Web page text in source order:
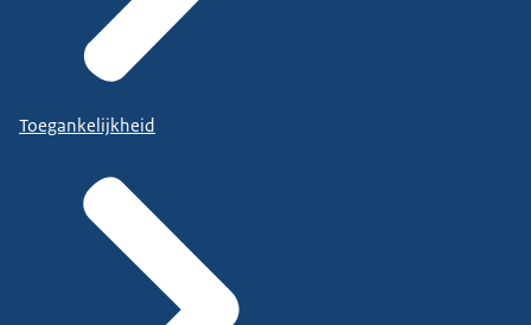
Toegankelijkheid